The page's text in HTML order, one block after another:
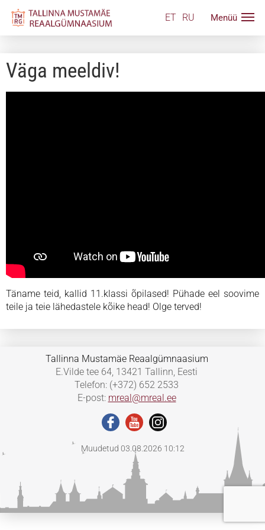
ET RU
Väga meeldiv!
Täname teid, kallid 11.klassi õpilased! Pühade eel soovime
teile ja teie lähedastele kõike head! Olge terved!
Tallinna Mustamäe Reaalgümnaasium
E.Vilde tee 64, 13421 Tallinn, Eesti
Telefon: (+372) 652 2533
E-post: mreal@mreal.ee
Muudetud 03.08.2026 10:12